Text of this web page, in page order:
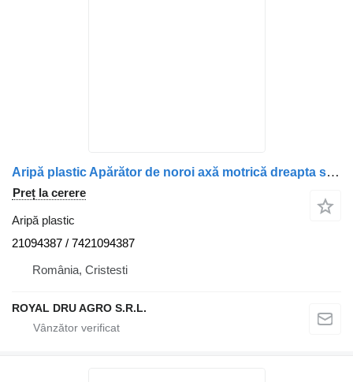
Aripă plastic Apărător de noroi axă motrică dreapta sus 21094387 pentru camion Volvo 21094387 7421094387
Preț la cerere
Aripă plastic
21094387 / 7421094387
România, Cristesti
ROYAL DRU AGRO S.R.L.